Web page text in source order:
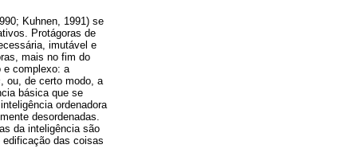
Kuhnen, 1991) se
Protágoras de
imutável e
mais no fim do
e complexo: a
, ou, de certo modo, a
básica que se
ordenadora
desordenadas.
da inteligência são
das coisas